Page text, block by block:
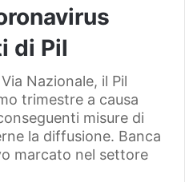
di Pil
Nazionale, il Pil
trimestre a causa
misure di
la diffusione. Banca
marcato nel settore